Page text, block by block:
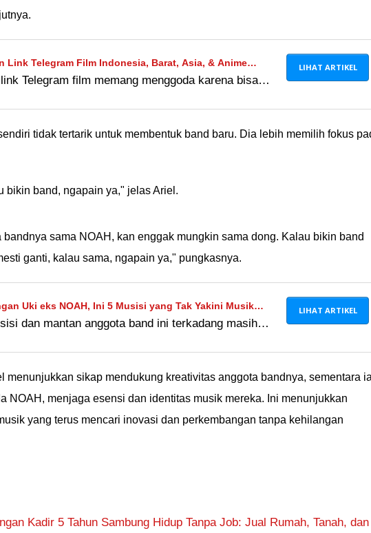
Link Telegram Film Indonesia, Barat, Asia, & Anime
Telegram film memang menggoda karena bisa
LIHAT ARTIKEL
tidak tertarik untuk membentuk band baru. Dia lebih memilih fokus
bikin band, ngapain ya," jelas Ariel.
sama NOAH, kan enggak mungkin sama dong. Kalau bikin band
ganti, kalau sama, ngapain ya," pungkasnya.
Uki eks NOAH, Ini 5 Musisi yang Tak Yakini Musik
Sudah Hijrah
dan mantan anggota band ini terkadang masih
LIHAT ARTIKEL
menunjukkan sikap mendukung kreativitas anggota bandnya, sementara
NOAH, menjaga esensi dan identitas musik mereka. Ini menunjukkan
yang terus mencari inovasi dan perkembangan tanpa kehilangan
Kadir 5 Tahun Sambung Hidup Tanpa Job: Jual Rumah, Tanah, dan